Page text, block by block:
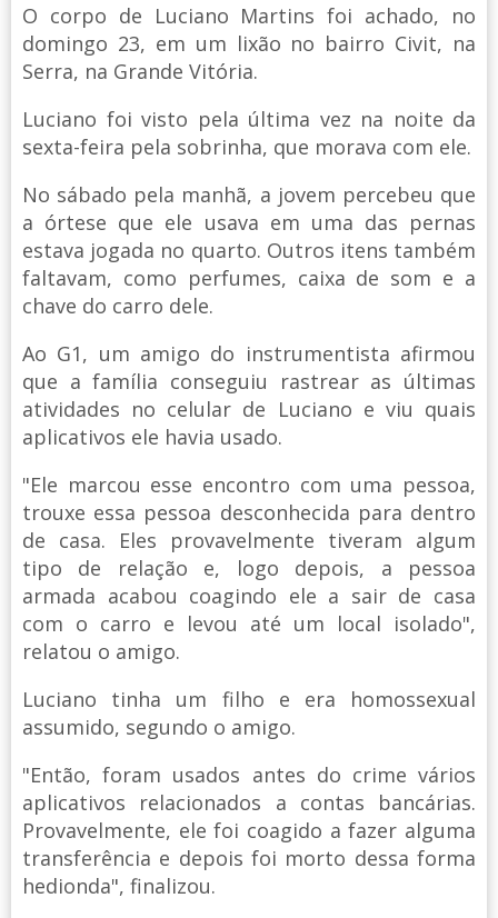
O corpo de Luciano Martins foi achado, no
domingo 23, em um lixão no bairro Civit, na
Serra, na Grande Vitória.
Luciano foi visto pela última vez na noite da
sexta-feira pela sobrinha, que morava com ele.
No sábado pela manhã, a jovem percebeu que
a órtese que ele usava em uma das pernas
estava jogada no quarto. Outros itens também
faltavam, como perfumes, caixa de som e a
chave do carro dele.
Ao G1, um amigo do instrumentista afirmou
que a família conseguiu rastrear as últimas
atividades no celular de Luciano e viu quais
aplicativos ele havia usado.
"Ele marcou esse encontro com uma pessoa,
trouxe essa pessoa desconhecida para dentro
de casa. Eles provavelmente tiveram algum
tipo de relação e, logo depois, a pessoa
armada acabou coagindo ele a sair de casa
com o carro e levou até um local isolado",
relatou o amigo.
Luciano tinha um filho e era homossexual
assumido, segundo o amigo.
"Então, foram usados antes do crime vários
aplicativos relacionados a contas bancárias.
Provavelmente, ele foi coagido a fazer alguma
transferência e depois foi morto dessa forma
hedionda", finalizou.